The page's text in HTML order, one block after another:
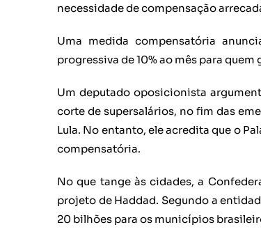
necessidade de compensação
Uma medida compensatória
progressiva de 10% ao mês para
Um deputado oposicionista
corte de supersalários, no fim das
Lula. No entanto, ele acredita que o
compensatória.
No que tange às cidades, a
projeto de Haddad. Segundo a
20 bilhões para os municípios